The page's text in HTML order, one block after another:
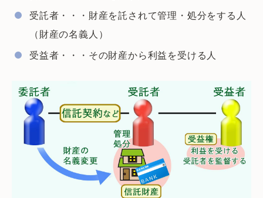
受託者・・・財産を託されて管理・処分をする人
（財産の名義人）
受益者・・・その財産から利益を受ける人